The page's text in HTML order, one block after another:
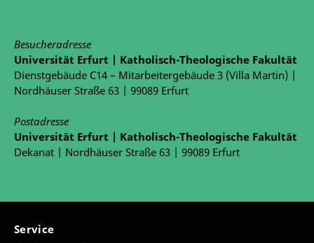
Besucheradresse
Universität Erfurt | Katholisch-Theologische Fakultät
Dienstgebäude C14 – Mitarbeitergebäude 3 (Villa Martin) |
Nordhäuser Straße 63 | 99089 Erfurt
Postadresse
Universität Erfurt | Katholisch-Theologische Fakultät
Dekanat | Nordhäuser Straße 63 | 99089 Erfurt
Service